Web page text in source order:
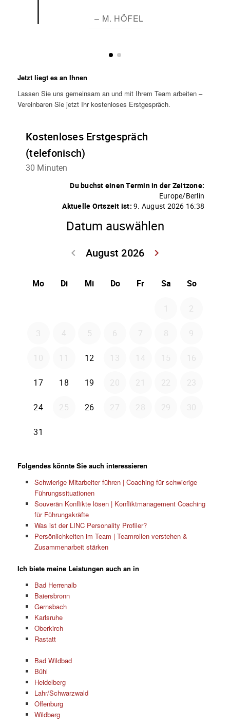
– M. HÖFEL
Jetzt liegt es an Ihnen
Lassen Sie uns gemeinsam an und mit Ihrem Team arbeiten –
Vereinbaren Sie jetzt Ihr kostenloses Erstgespräch.
Folgendes könnte Sie auch interessieren
Schwierige Mitarbeiter führen | Coaching für schwierige
Führungssituationen
Souverän Konflikte lösen | Konfliktmanagement Coaching
für Führungskräfte
Was ist der LINC Personality Profiler?
Persönlichkeiten im Team | Teamrollen verstehen &
Zusammenarbeit stärken
Ich biete meine Leistungen auch an in
Bad Herrenalb
Baiersbronn
Gernsbach
Karlsruhe
Oberkirch
Rastatt
Bad Wildbad
Bühl
Heidelberg
Lahr/Schwarzwald
Offenburg
Wildberg